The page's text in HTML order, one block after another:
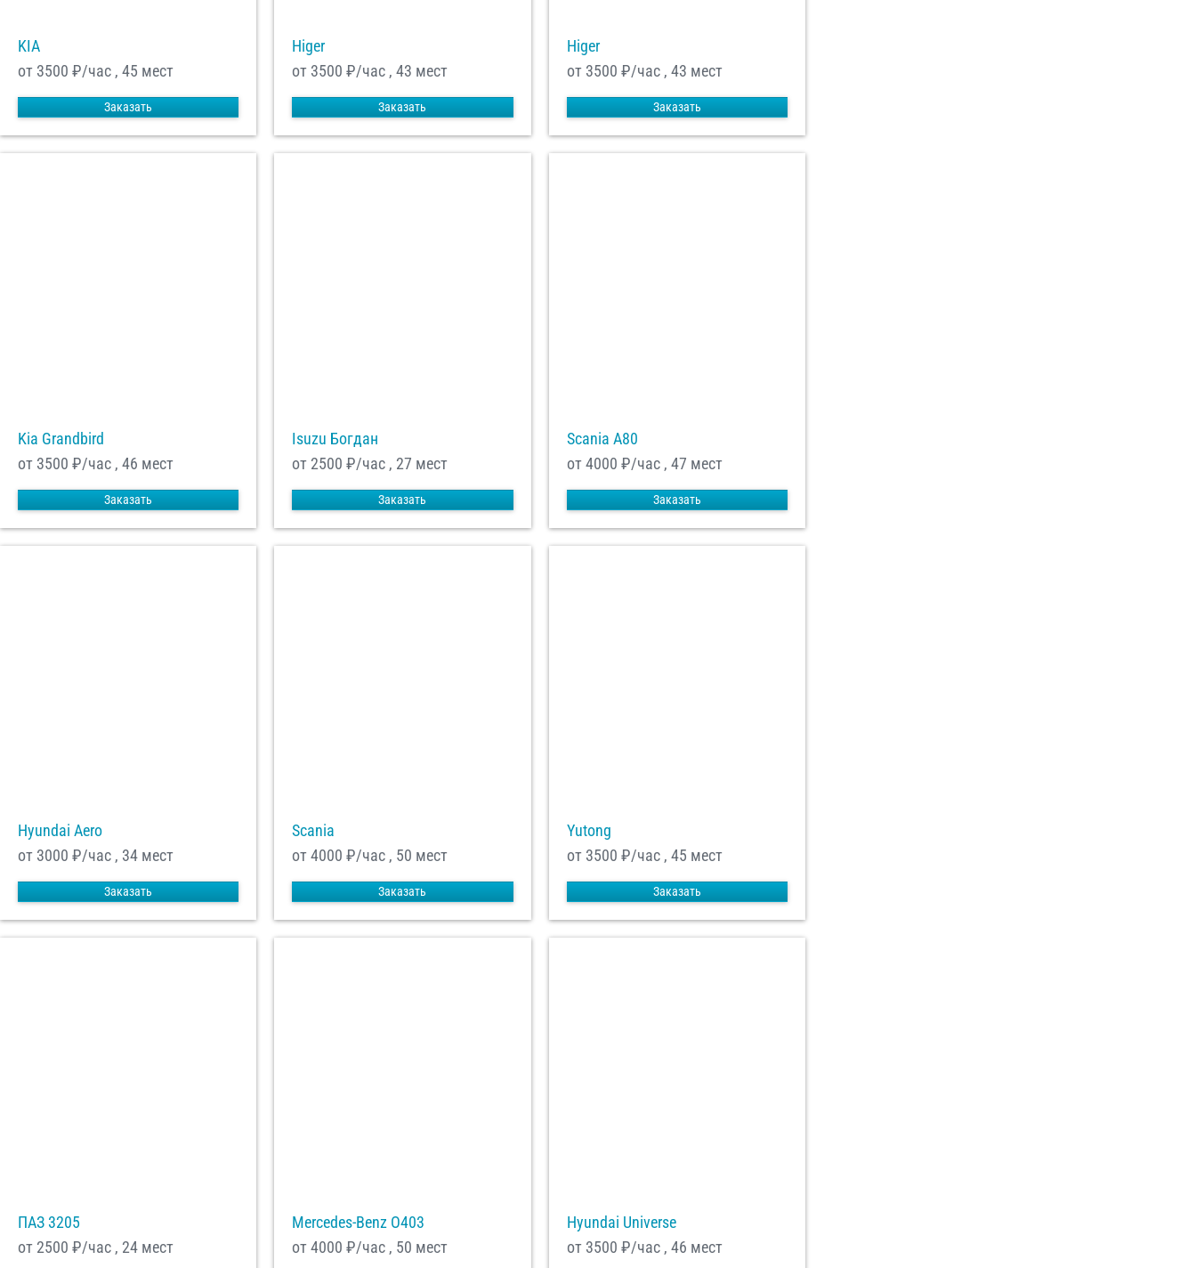
KIA
от 3500 ₽/час , 45 мест
Заказать
Higer
от 3500 ₽/час , 43 мест
Заказать
Higer
от 3500 ₽/час , 43 мест
Заказать
Kia Grandbird
от 3500 ₽/час , 46 мест
Заказать
Isuzu Богдан
от 2500 ₽/час , 27 мест
Заказать
Scania A80
от 4000 ₽/час , 47 мест
Заказать
Hyundai Aero
от 3000 ₽/час , 34 мест
Заказать
Scania
от 4000 ₽/час , 50 мест
Заказать
Yutong
от 3500 ₽/час , 45 мест
Заказать
ПАЗ 3205
от 2500 ₽/час , 24 мест
Mercedes-Benz О403
от 4000 ₽/час , 50 мест
Hyundai Universe
от 3500 ₽/час , 46 мест